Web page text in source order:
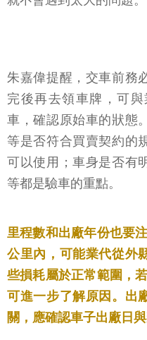
朱嘉偉提醒，交車前務
完後再去領車牌，可
車，確認原始車的狀態
等是否符合買賣契約的
可以使用；車身是否有
等都是驗車的重點。
里程數和出廠年份也要
公里內，可能業代從外
些損耗屬於正常範圍，
可進一步了解原因。出
關，應確認車子出廠日與